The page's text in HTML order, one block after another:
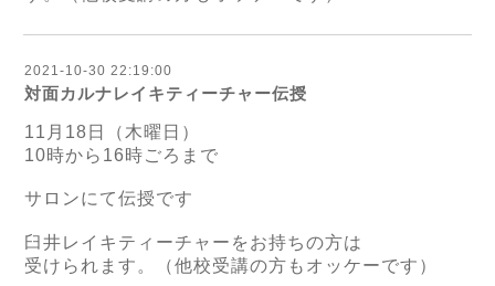
2021-10-30 22:19:00
対面カルナレイキティーチャー伝授
11 月 18 日（木曜日）
10時から 16時ごろまで
サロンにて伝授です
臼井レイキティーチャーをお持ちの方は
受けられます。（他校受講の方もオッケーです）